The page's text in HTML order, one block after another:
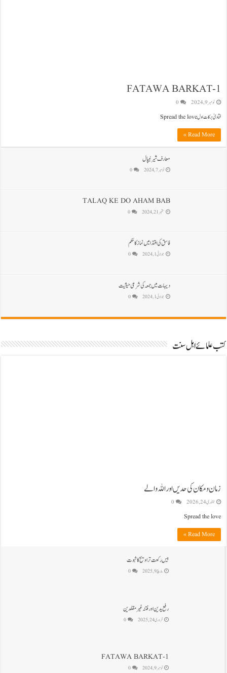
FATAWA BARKAT-1
نومبر 9, 2024 0
فتاویٰ برکات اول Spread the love
Read More »
معارف شیرنیپال
نومبر 7, 2024 0
TALAQ KE DO AHAM BAB
ستمبر 21, 2024 0
فاسق کی اقتدا میں نماز کا حکم
جولائی 1, 2024 0
دیہات میں جمعہ کی شرعی حیثیت
جولائی 1, 2024 0
کتب علمائے اہل سنت
زمان و مکان کی حدیں اور اللہ والے
جنوری 24, 2026 0
Spread the love
Read More »
بیس رکعت تراویح کا ثبوت
مارچ 9, 2025 0
رفع یدین اور فتنہ غیرمقلدین
فروری 24, 2025 0
FATAWA BARKAT-1
نومبر 9, 2024 0